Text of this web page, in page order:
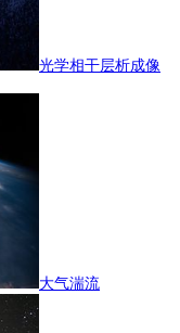
光学相干层析成像
大气湍流